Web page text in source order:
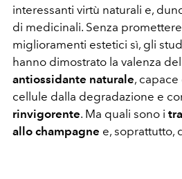
interessanti virtù naturali e,
di medicinali. Senza
miglioramenti estetici sì, gli
hanno dimostrato la valenza
antiossidante naturale,
cellule dalla degradazione e
rinvigorente. Ma quali sono i
allo champagne e, soprattutto,